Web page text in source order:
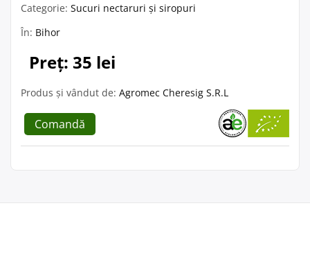
Categorie: Sucuri nectaruri și siropuri
În: Bihor
Preț: 35 lei
Produs și vândut de: Agromec Cheresig S.R.L
Comandă